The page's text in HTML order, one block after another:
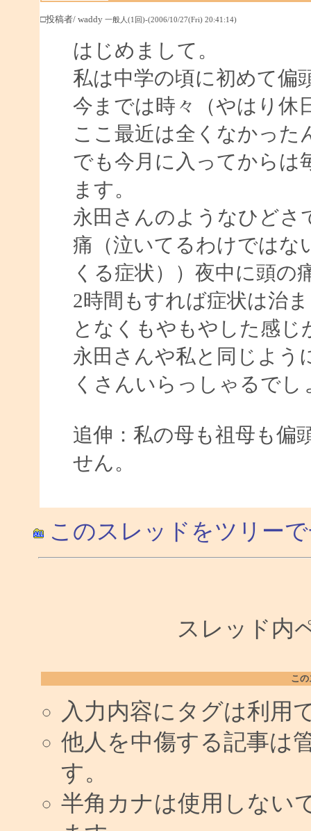
□投稿者/ waddy 一般人(1回)-(2006/10/27(Fri) 20:41:14)
はじめまして。
私は中学の頃に初めて偏
今までは時々（やはり休
ここ最近は全くなかった
でも今月に入ってからは
ます。
永田さんのようなひどさ
痛（泣いてるわけではな
くる症状））夜中に頭の
2時間もすれば症状は治
となくもやもやした感じ
永田さんや私と同じよう
くさんいらっしゃるでし
追伸：私の母も祖母も偏
せん。
このスレッドをツリー
スレッド内
こ
入力内容にタグは利用
他人を中傷する記事は
す。
半角カナは使用しない